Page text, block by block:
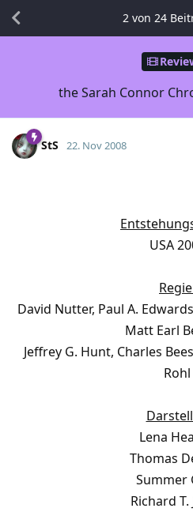
the Sarah Connor
2von 24
StS 22. Nov 2008
USA
David Nutter, Paul A.
Matt Earl
Jeffrey G. Hunt, Charles
Rohl
Lena
Thomas
Summer
Richard T.